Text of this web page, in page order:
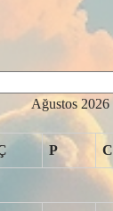
Ağustos 2026
P C